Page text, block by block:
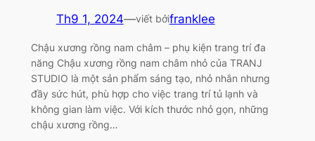
Th9 1, 2024—viết bởifranklee
Chậu xương rồng nam châm – phụ kiện trang trí đa
năng Chậu xương rồng nam châm nhỏ của TRANJ
STUDIO là một sản phẩm sáng tạo, nhỏ nhắn nhưng
đầy sức hút, phù hợp cho việc trang trí tủ lạnh và
không gian làm việc. Với kích thước nhỏ gọn, những
chậu xương rồng…